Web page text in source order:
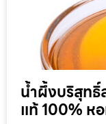
น้ำผึ้งบริสุท
แท้ 100% ห